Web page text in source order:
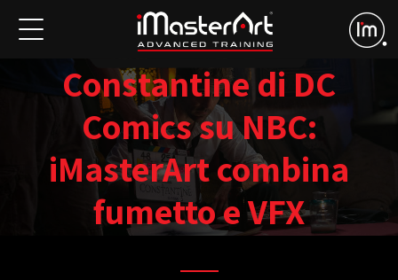
Constantine di DC
Comics su NBC:
iMasterArt combina
fumetto e VFX